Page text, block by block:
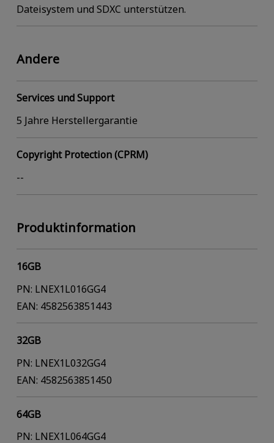
Dateisystem und SDXC unterstützen.
Andere
Services und Support
5 Jahre Herstellergarantie
Copyright Protection (CPRM)
--
Produktinformation
16GB
PN: LNEX1L016GG4
EAN: 4582563851443
32GB
PN: LNEX1L032GG4
EAN: 4582563851450
64GB
PN: LNEX1L064GG4